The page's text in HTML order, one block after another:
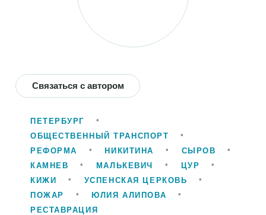
Связаться с автором
ПЕТЕРБУРГ
ОБЩЕСТВЕННЫЙ ТРАНСПОРТ
РЕФОРМА
НИКИТИНА
СЫРОВ
КАМНЕВ
МАЛЬКЕВИЧ
ЦУР
КИЖИ
УСПЕНСКАЯ ЦЕРКОВЬ
ПОЖАР
ЮЛИЯ АЛИПОВА
РЕСТАВРАЦИЯ